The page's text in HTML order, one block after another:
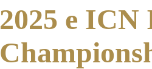
2025 e ICN